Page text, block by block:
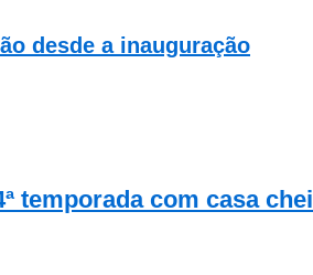
desde a inauguração
temporada com casa